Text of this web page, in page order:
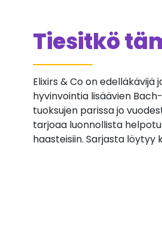
Tiesitkö
Elixirs & Co on
hyvinvointia lisäävien
tuoksujen parissa jo
tarjoaa luonnollista
haasteisiin. Sarjasta